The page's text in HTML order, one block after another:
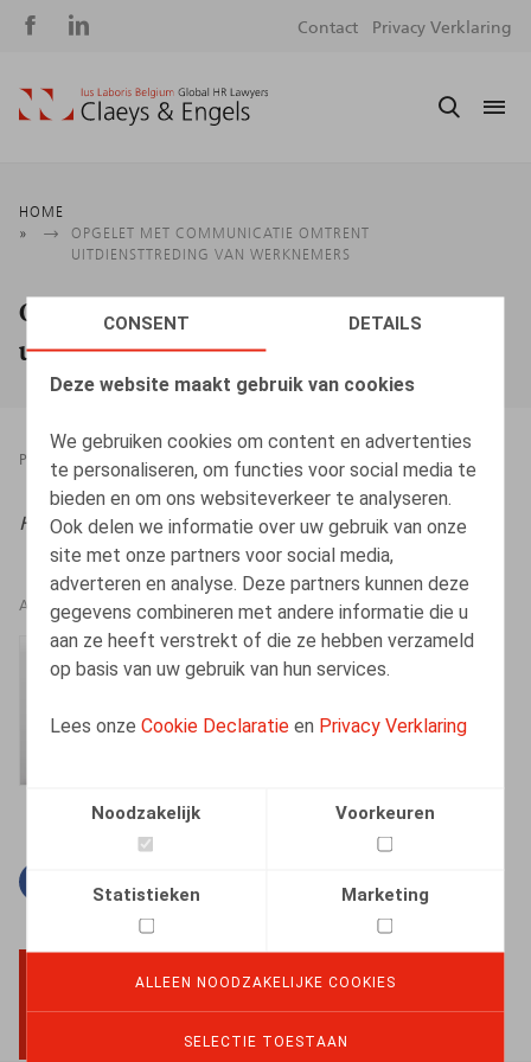
CONSENT DETAILS
Deze website maakt gebruik van cookies
We gebruiken cookies om content en advertenties
te personaliseren, om functies voor social media te
bieden en om ons websiteverkeer te analyseren.
Ook delen we informatie over uw gebruik van onze
site met onze partners voor social media,
adverteren en analyse. Deze partners kunnen deze
gegevens combineren met andere informatie die u
aan ze heeft verstrekt of die ze hebben verzameld
op basis van uw gebruik van hun services.
Lees onzeCookie Declaratie en Privacy Verklaring
Noodzakelijk Voorkeuren
Statistieken Marketing
ALLEEN NOODZAKELIJKE COOKIES
SELECTIE TOESTAAN
Social
Contact Privacy Verklaring
Kruimelpad
HOME
OPGELET MET COMMUNICATIE OMTRENT
UITDIENSTTREDING VAN WERKNEMERS
Opgelet met communicatie omtrent
uitdiensttreding van werknemers
PRESSROOM 03.03.2023
HR.square (online),03/03/2023
AUTEURS
Amélie Desmadryl
BACK TO TOP